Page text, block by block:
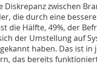
Diskrepanz zwischen
die durch eine bessere
die Hälfte, 49%, der
der Umstellung auf
haben. Das ist in
das bereits